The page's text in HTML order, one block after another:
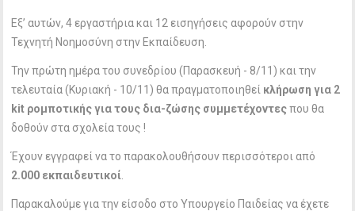
Εξ’ αυτών, 4 εργαστήρια και 12 εισηγήσεις αφορούν στην
Τεχνητή Νοημοσύνη στην Εκπαίδευση.
Την πρώτη ημέρα του συνεδρίου (Παρασκευή - 8/11) και την
τελευταία (Κυριακή - 10/11) θα πραγματοποιηθεί κλήρωση για 2
kit ρομποτικής για τους δια-ζώσης συμμετέχοντεςπου θα
δοθούν στα σχολεία τους !
Έχουν εγγραφεί να το παρακολουθήσουν περισσότεροι από
2.000 εκπαιδευτικοί
Παρακαλούμε για την είσοδο στο Υπουργείο Παιδείας να έχετε